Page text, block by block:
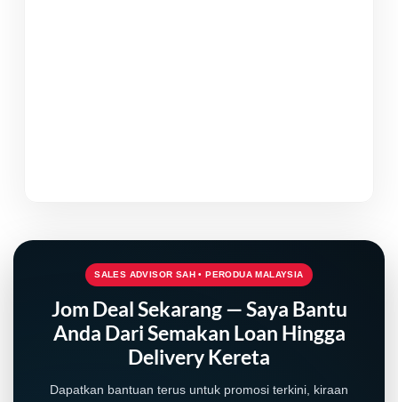
SALES ADVISOR SAH • PERODUA MALAYSIA
Jom Deal Sekarang — Saya Bantu
Anda Dari Semakan Loan Hingga
Delivery Kereta
Dapatkan bantuan terus untuk promosi terkini, kiraan